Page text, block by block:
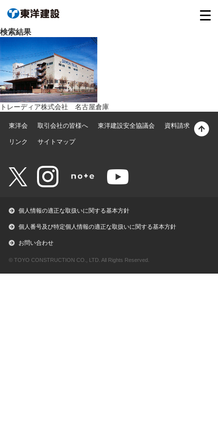
検索結果
トレーディア株式会社 名古屋倉庫
東洋会 取引会社の皆様へ 東洋建設安全協議会 資料請求
リンク サイトマップ
個人情報の適正な取扱いに関する基本方針
個人番号及び特定個人情報の適正な取扱いに関する基本方針
お問い合わせ
© TOYO CONSTRUCTION CO., LTD. All Rights Reserved.